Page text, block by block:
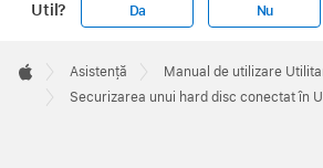
Util? Da Nu
Footer

Apple
Asistență
Manual de utilizare
Securizarea unui hard disc conectat în